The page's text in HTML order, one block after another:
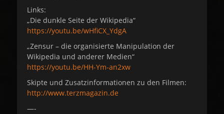
Links:
„Die dunkle Seite der Wikipedia“
https://youtu.be/wHfiCX_YdgA
„Zensur – die organisierte Manipulation der
Wikipedia und anderer Medien“
https://youtu.be/HH-Ym-an2xw
Skipte und Zusatzinformationen zu den Filmen:
http://www.terzmagazin.de
—-